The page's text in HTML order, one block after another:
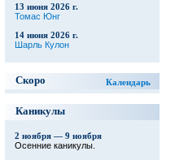
13 июня 2026 г.
Томас Юнг
14 июня 2026 г.
Шарль Кулон
Скоро Календарь
Каникулы
2 ноября — 9 ноября
Осенние каникулы.